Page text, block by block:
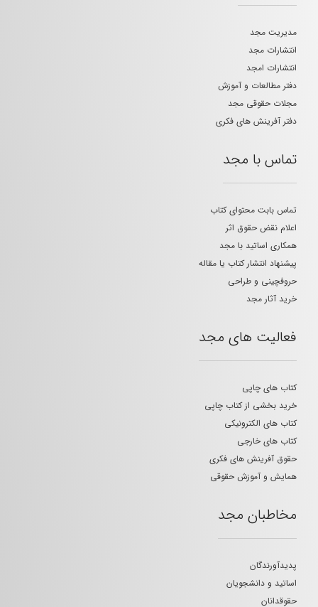
مدیریت مجد
انتشارات مجد
انتشارات امجد
دفتر مطالعات و آموزش
مجلات حقوقی مجد
دفتر آفرینش های فکری
تماس با مجد
تماس بابت محتوای کتاب
اعلام نقض حقوق اثر
همکاری اساتید با مجد
پیشنهاد انتشار کتاب یا مقاله
حروفچینی و طراحی
خرید آثار مجد
فعالیت های مجد
کتاب های چاپی
خرید بخشی از کتاب چاپی
کتاب های الکترونیکی
کتاب های خارجی
حقوق آفرینش های فکری
همایش و آموزش حقوقی
مخاطبان مجد
پدیدآورندگان
اساتید و دانشجویان
حقوقدانان